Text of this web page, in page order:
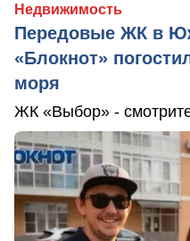
Недвижимость
Передовые ЖК в
«Блокнот»
моря
ЖК «Выбор» -